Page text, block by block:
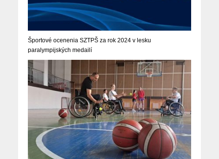
Športové ocenenia SZTPŠ za rok 2024 v lesku
paralympijských medailí